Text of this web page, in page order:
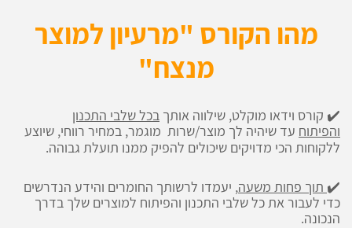
מהו הקורס "מרעיון למוצר
מנצח"
✔️ קורס וידאו מוקלט, שילווה אותך בכל שלבי התכנון
והפיתוח עד שיהיה לך מוצר/שרות מוגמר, במחיר רווחי, שיוצע
ללקוחות הכי מדויקים שיכולים להפיק ממנו תועלת גבוהה.
✔️ תוך פחות משעה, יעמדו לרשותך החומרים והידע הנדרשים
כדי לעבור את כל שלבי התכנון והפיתוח למוצרים שלך בדרך
הנכונה.